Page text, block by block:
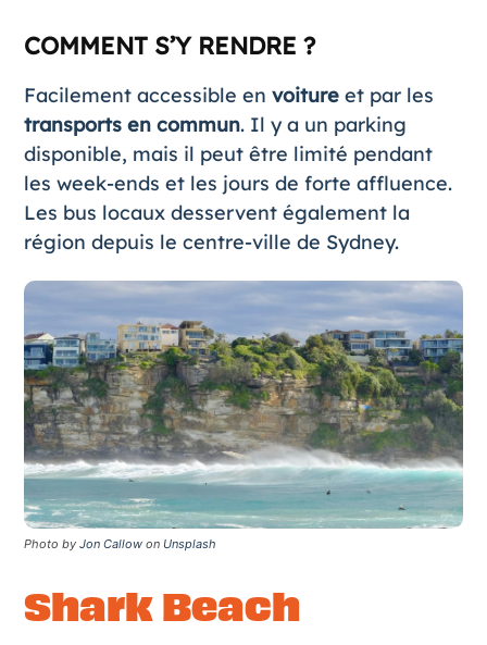
COMMENT S’Y RENDRE ?
Facilement accessible en voitureet par les
transports en commun. Il y a un parking
disponible, mais il peut être limité pendant
les week-ends et les jours de forte affluence.
Les bus locaux desservent également la
région depuis le centre-ville de Sydney.
Photo by Jon Callowon Unsplash
Shark Beach